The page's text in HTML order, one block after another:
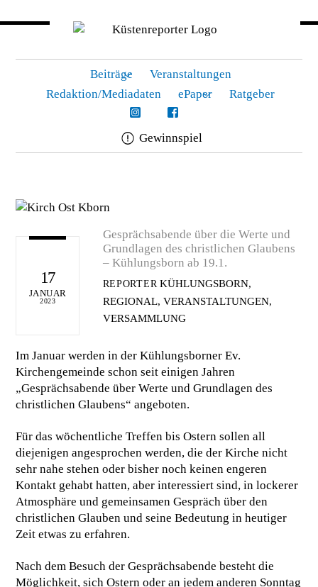
Beiträge
Veranstaltungen
Redaktion/Mediadaten
ePaper Ratgeber
Gewinnspiel
content
17
JANUAR
2023
Gesprächsabende über die Werte und
Grundlagen des christlichen Glaubens
– Kühlungsborn ab 19.1.
REPORTER KÜHLUNGSBORN,
REGIONAL, VERANSTALTUNGEN,
VERSAMMLUNG
Im Januar werden in der Kühlungsborner Ev.
Kirchengemeinde schon seit einigen Jahren
„Gesprächsabende über Werte und Grundlagen des
christlichen Glaubens“ angeboten.
Für das wöchentliche Treffen bis Ostern sollen all
diejenigen angesprochen werden, die der Kirche nicht
sehr nahe stehen oder bisher noch keinen engeren
Kontakt gehabt hatten, aber interessiert sind, in lockerer
Atmosphäre und gemeinsamen Gespräch über den
christlichen Glauben und seine Bedeutung in heutiger
Zeit etwas zu erfahren.
Nach dem Besuch der Gesprächsabende besteht die
Möglichkeit, sich Ostern oder an jedem anderen Sonntag